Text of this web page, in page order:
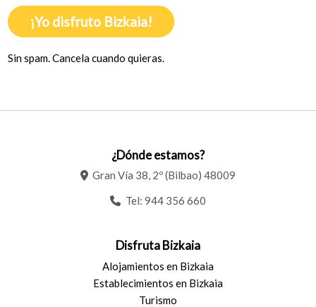
¡Yo disfruto Bizkaia!
Sin spam. Cancela cuando quieras.
¿Dónde estamos?
Gran Vía 38, 2º (Bilbao) 48009
Tel: 944 356 660
Disfruta Bizkaia
Alojamientos en Bizkaia
Establecimientos en Bizkaia
Turismo